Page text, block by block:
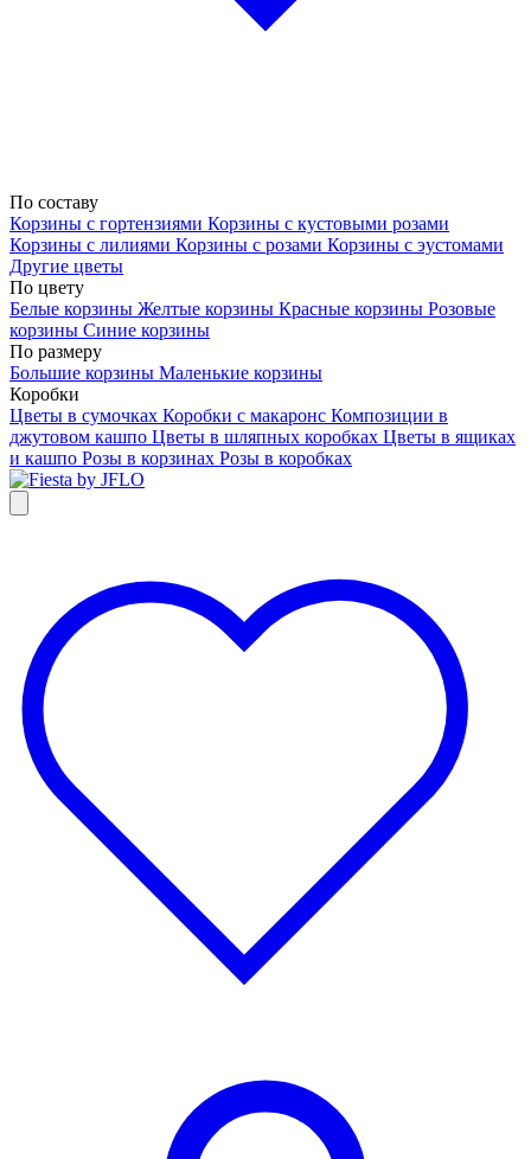
По составу
Корзины с гортензиями Корзины с кустовыми розами
Корзины с лилиями Корзины с розами Корзины с эустомами
Другие цветы
По цвету
Белые корзины Желтые корзины Красные корзины Розовые
корзины Синие корзины
По размеру
Большие корзины Маленькие корзины
Коробки
Цветы в сумочках Коробки с макаронс Композиции в
джутовом кашпо Цветы в шляпных коробках Цветы в ящиках
и кашпо Розы в корзинах Розы в коробках